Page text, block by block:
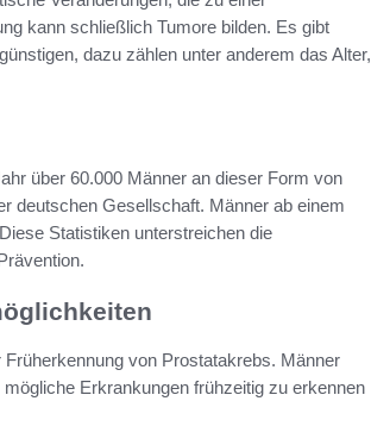
kann schließlich Tumore bilden. Es gibt
dazu zählen unter anderem das Alter,
über 60.000 Männer an dieser Form von
deutschen Gesellschaft. Männer ab einem
Statistiken unterstreichen die
von Prostatakrebs. Männer
Erkrankungen frühzeitig zu erkennen